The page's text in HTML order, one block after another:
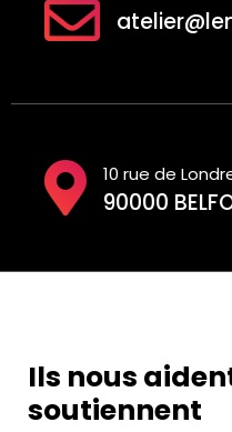
10 rue de
90000
Ils nous
soutiennent